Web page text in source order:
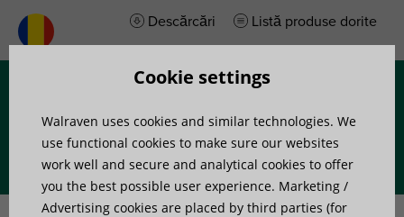
Descărcări Listă produse dorite
Prima pagină»Produse» Mounting Accessories
Cookie settings
Walraven uses cookies and similar technologies. We
use functional cookies to make sure our websites
work well and secure and analytical cookies to offer
you the best possible user experience. Marketing /
Advertising cookies are placed by third parties (for